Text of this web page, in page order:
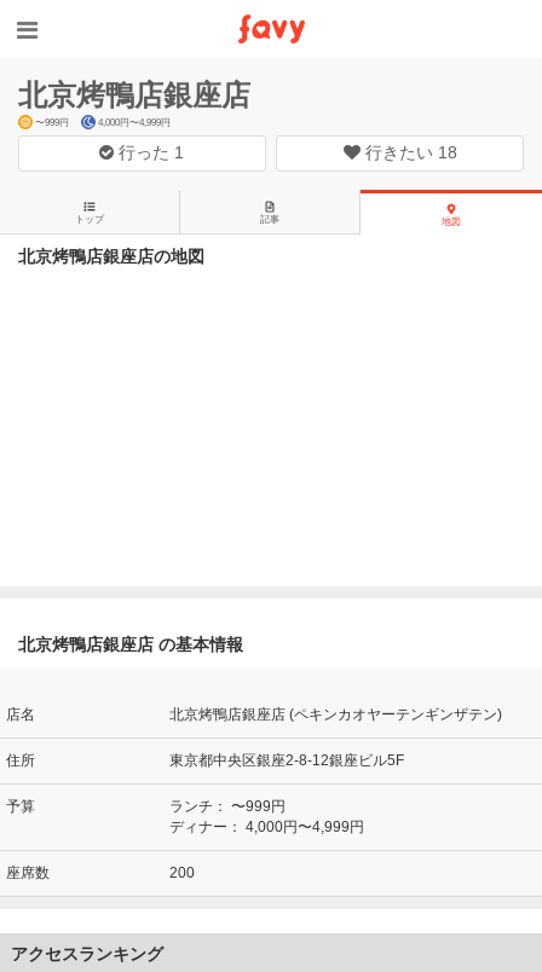
北京烤鴨店銀座店
〜999円 4,000円〜4,999円
行った 1 行きたい 18
トップ 記事 地図
北京烤鴨店銀座店の地図
北京烤鴨店銀座店 の基本情報
店名 北京烤鴨店銀座店 (ペキンカオヤーテンギンザテン)
住所 東京都中央区銀座2-8-12銀座ビル5F
予算 ランチ： 〜999円
ディナー： 4,000円〜4,999円
座席数 200
アクセスランキング